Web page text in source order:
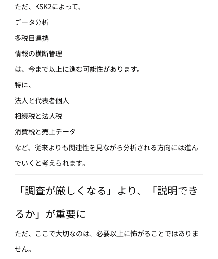
ただ、KSK2によって、
データ分析
多税目連携
情報の横断管理
は、今まで以上に進む可能性があります。
特に、
法人と代表者個人
相続税と法人税
消費税と売上データ
など、従来よりも関連性を見ながら分析される方向には進ん
でいくと考えられます。
「調査が厳しくなる」より、「説明でき
るか」が重要に
ただ、ここで大切なのは、必要以上に怖がることではありま
せん。